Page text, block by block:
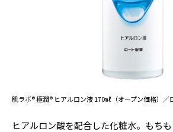
肌ラボ® 極潤® ヒアルロン液 170㎖（オープン価格）
ヒアルロン酸を配合した化粧水。もちも